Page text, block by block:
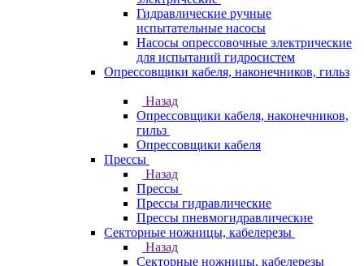
Гидравлические ручные
испытательные насосы
Насосы опрессовочные электрические
для испытаний гидросистем
Опрессовщики кабеля, наконечников, гильз
Назад
Опрессовщики кабеля, наконечников,
гильз
Опрессовщики кабеля
Прессы
Назад
Прессы
Прессы гидравлические
Прессы пневмогидравлические
Секторные ножницы, кабелерезы
Назад
Секторные ножницы, кабелерезы